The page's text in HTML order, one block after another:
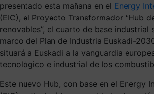
presentado esta mañana en el Energy
(EIC), el Proyecto Transformador “Hub
renovables”, el cuarto de base industrial
marco del Plan de Industria Euskadi-
situará a Euskadi a la vanguardia
tecnológico e industrial de los
Este nuevo Hub, con base en el Energy